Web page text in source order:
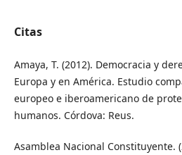
Citas
Amaya, T. (2012). Democracia y
Europa y en América. Estudio
europeo e iberoamericano de
humanos. Córdova: Reus.
Asamblea Nacional Constituyente.